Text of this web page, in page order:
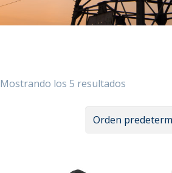
Mostrando los 5 resultados